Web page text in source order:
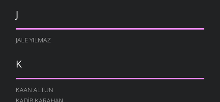
J
JALE YILMAZ
K
KAAN ALTUN